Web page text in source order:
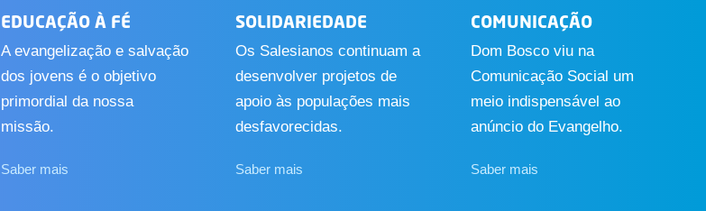
EDUCAÇÃO À FÉ
A evangelização e salvação
dos jovens é o objetivo
primordial da nossa
missão.
Saber mais
SOLIDARIEDADE
Os Salesianos continuam a
desenvolver projetos de
apoio às populações mais
desfavorecidas.
Saber mais
COMUNICAÇÃO
Dom Bosco viu na
Comunicação Social um
meio indispensável ao
anúncio do Evangelho.
Saber mais